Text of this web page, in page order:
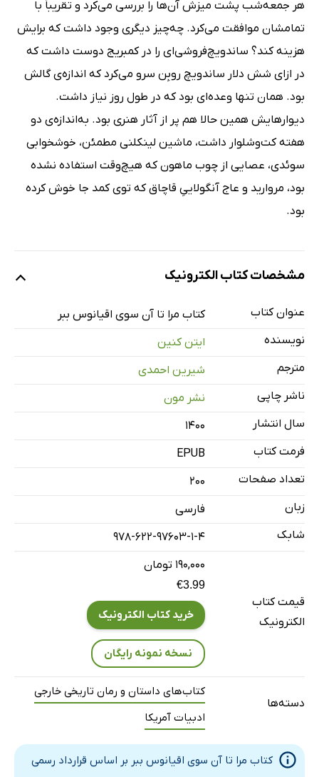
هر جمعه‌شب پشت میزش آن‌ها را بررسی می‌کرد و تقریباً با
تمامشان موافقت می‌کرد. چه‌چیز دیگری وجود داشت که برایش
هزینه کند؟ ساندویچ‌فروشی‌ای را در کمبریج دوست داشت که
در ازای شش دلار ساندویچ روبِن سرو می‌کرد که اندازه‌ی گالش
بود. همان تنها وعده‌ای بود که در طول روز نیاز داشت.
دیوارهایش همین‌ حالا هم پر از آثار هنری بود. به‌اندازه‌ی دو
هفته کت‌و‌شلوار داشت، ماشین لینکلنی مطمئن، خوشخوابی
سوئدی، عصایی از چوب ماهون که هیچ‌وقت استفاده نشده
بود، مروارید و عاج آنگولاییِ قاچاق که توی کمد جا خوش کرده
بود.
مشخصات کتاب الکترونیک
عنوان کتاب
کتاب مرا تا آن سوی اقیانوس ببر
نویسنده
ایتن کنین
مترجم
شیرین احمدی
ناشر چاپی
نشر مون
سال انتشار
۱۴۰۰
فرمت کتاب
EPUB
تعداد صفحات
200
زبان
فارسی
شابک
978-622-97603-1-4
قیمت کتاب
الکترونیک
۱۹۰,۰۰۰ تومان
€3.99
خرید کتاب الکترونیک
نسخه نمونه رایگان
دسته‌ها
کتاب‌های داستان و رمان تاریخی خارجی
ادبیات آمریکا
کتاب مرا تا آن سوی اقیانوس ببر بر اساس قرارداد رسمی